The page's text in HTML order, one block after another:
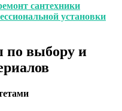
сантехники
установки
по выбору и